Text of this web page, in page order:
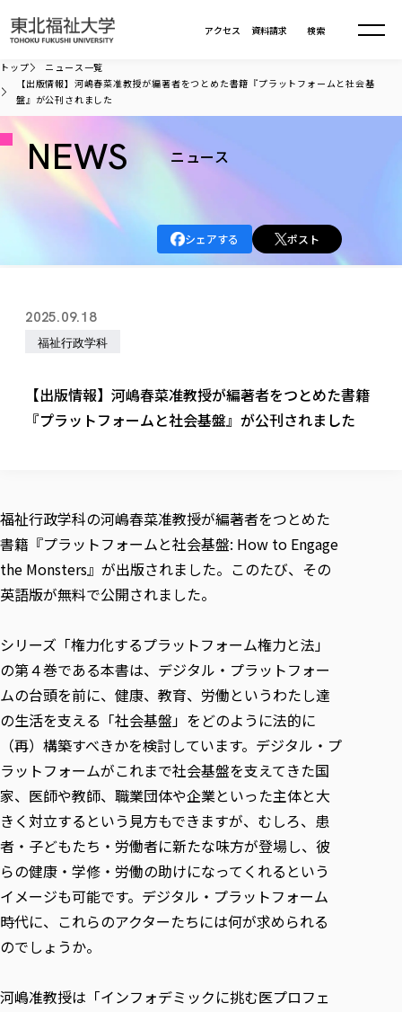
資料請求
アクセス 検索
大学について
大学理念
各種方針
大学の概要
大学の歩み
学生・教職員・卒業生数
校歌の歴史
校章・マーク・カラー
教職員募集
役員・評議員一覧
キャンパス案内
大学の取り組み
大学の取り組み
カリキュラム編成ガイドライン
本学のシラバスについて
大学広報誌「TFU Newsletter 東北福祉大学通信」
初年次教育（リエゾンゼミⅠ）について
リエゾンゼミ・ナビ（テキスト等）
放射線モニタリング測定結果（国見キャンパス）
情報公開
寄附行為
大学評価
IR情報
学校教育法施行規則第172条の2に基づく情報公開
学部・学科等設置計画履行状況報告書
情報公開規程
学部・大学院
学部・大学院TOP
総合福祉学部
福祉行政学科
共生まちづくり学部
共生まちづくり学部
教育学部
教育学科
健康科学部
医療経営管理学科
仏教専修科
大学院
総合福祉学研究科 社会福祉学専攻 博士課程
総合福祉学研究科 福祉心理学専攻 修士課程
教育学研究科 教育学専攻 修士課程
通信教育部
通信教育部
通信制大学院 総合福祉学研究科 社会福祉学専攻 修士課程
通信制大学院 総合福祉学研究科 福祉心理学専攻 修士課程
カリキュラム（学部・大学院）
その他の就学機会
学びの特徴
学びの特徴
ICT教育
初年次教育（リエゾンゼミⅠ）
実学臨床教育（総合福祉学部のみ履修可能）
教育実践活動（教育学科学生のみ受講可能）
禅のこころ
教員紹介・業績
学びのサポート
学びのサポート
学費（学部学科）
宿舎の紹介
入学試験
進学相談会
就職状況
取得可能な資格・免許
進路・就職支援
東北福祉大学のキャリア教育
採用ご担当者様へ
採用ご担当者様へ
センター長の挨拶
単独学内説明会のご案内
在学生の方
在学生の方
東北福祉大学求人・インターンシップ検索サイト（キャリタス
卒業生の方
卒業後のキャリア支援体制
在学生による訪問、情報提供へのご協力のお願い
卒業生アンケート
よくあるご質問
東北福祉大学のDNA
在学生インタビュー
課外活動 TOP
大学指定団体紹介
国際交流
海外留学・研修
外国人在学生
Prospective Students
学生支援センター国際交流の活動
スタッフ紹介
ニュース一覧
東北福祉大学の研究活動
東北福祉大学の研究活動
共同研究等をご検討の皆様へ
東北福祉大学の紀要・リポジトリ
研究紀要
教職研究
東北福祉大学教育・教職センター特別支援教育研究年報一覧
芹沢銈介美術工芸館年報
東北福祉大学機関リポジトリ
東北福祉大学オープンアクセス方針
産学・産学官連携
産学・産学官連携
「高齢者のフレイル予防及びデジタルデバイド解消に向けた産
高齢者施設特化型モジュラー車いす開発
学生参加 × 産学官連携 ～ 「行学一如」の実践
社会貢献・地域連携活動
社会貢献・地域連携活動
社会貢献への取り組み
社会貢献・地域連携活動報告書
各種社会貢献活動の窓口
伝承講座「311『伝える／備える』次世代塾」
JICA草の根技術協力事業
被災地の子ども支援活動
生涯学習・社会人講座
自治体・団体等との主な協定
自治体・団体等との主な協定
研究所について
研究者のご紹介
生涯教育・キャリア教育TOP
生涯学習・社会人講座
月例TFU実学臨床研究セミナー
特別支援教育研究室
TFU教育フォーラム
関連法人
施設利用
同窓会
学内ポータルシステム
Universal Passport
トップ
ニュース一覧
【出版情報】河嶋春菜准教授が編著者をつとめた書籍『プラットフォームと社会基
盤』が公刊されました
NEWS ニュース
シェアする ポスト
2025.09.18
福祉行政学科
【出版情報】河嶋春菜准教授が編著者をつとめた書籍
『プラットフォームと社会基盤』が公刊されました
福祉行政学科の河嶋春菜准教授が編著者をつとめた
書籍『プラットフォームと社会基盤: How to Engage
the Monsters』が出版されました。このたび、その
英語版が無料で公開されました。
シリーズ「権力化するプラットフォーム権力と法」
の第４巻である本書は、デジタル・プラットフォー
ムの台頭を前に、健康、教育、労働というわたし達
の生活を支える「社会基盤」をどのように法的に
（再）構築すべきかを検討しています。デジタル・プ
ラットフォームがこれまで社会基盤を支えてきた国
家、医師や教師、職業団体や企業といった主体と大
きく対立するという見方もできますが、むしろ、患
者・子どもたち・労働者に新たな味方が登場し、彼
らの健康・学修・労働の助けになってくれるという
イメージも可能です。デジタル・プラットフォーム
時代に、これらのアクターたちには何が求められる
のでしょうか。
河嶋准教授は「インフォデミックに挑む医プロフェ